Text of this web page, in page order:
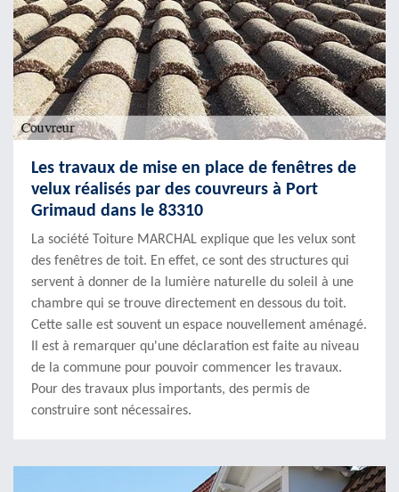
Les travaux de mise en place de fenêtres de
velux réalisés par des couvreurs à Port
Grimaud dans le 83310
La société Toiture MARCHAL explique que les velux sont
des fenêtres de toit. En effet, ce sont des structures qui
servent à donner de la lumière naturelle du soleil à une
chambre qui se trouve directement en dessous du toit.
Cette salle est souvent un espace nouvellement aménagé.
Il est à remarquer qu'une déclaration est faite au niveau
de la commune pour pouvoir commencer les travaux.
Pour des travaux plus importants, des permis de
construire sont nécessaires.